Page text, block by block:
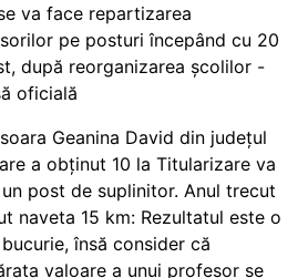
va face repartizarea
pe posturi începând cu 20
după reorganizarea școlilor -
oficială
Geanina David din județul
a obținut 10 la Titularizare va
post de suplinitor. Anul trecut
naveta 15 km: Rezultatul este o
însă consider că
valoare a unui profesor se